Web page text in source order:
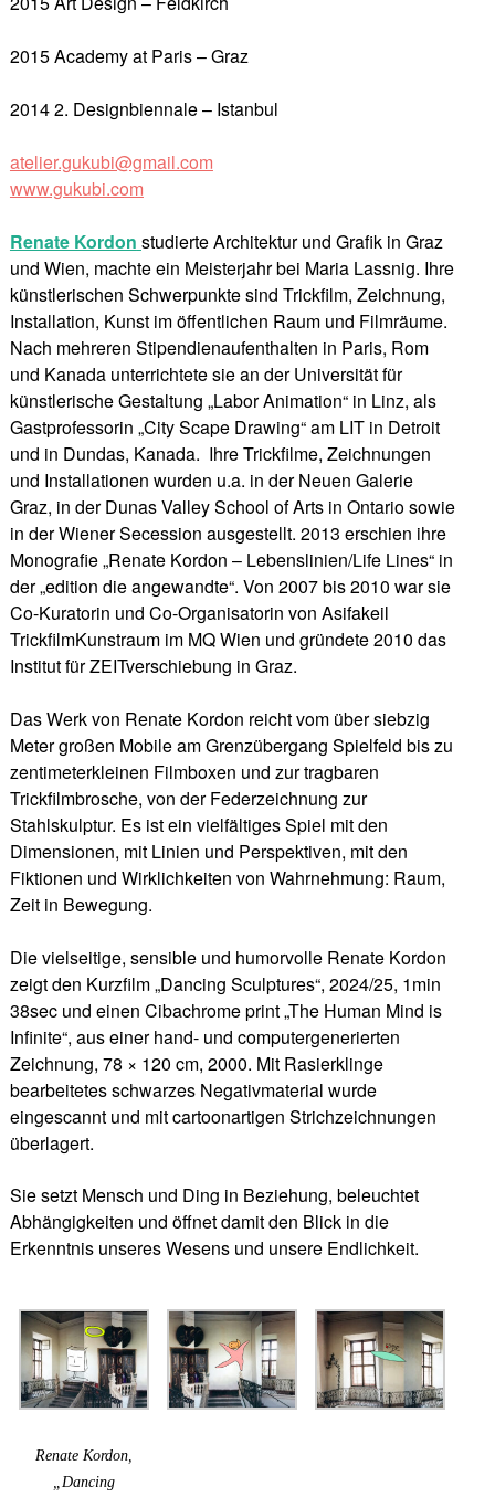
2015 Academy at Paris – Graz
2014 2. Designbiennale – Istanbul
atelier.gukubi@gmail.com
www.gukubi.com
Renate Kordon studierte Architektur und Grafik in Graz
und Wien, machte ein Meisterjahr bei Maria Lassnig. Ihre
künstlerischen Schwerpunkte sind Trickfilm, Zeichnung,
Installation, Kunst im öffentlichen Raum und Filmräume.
Nach mehreren Stipendienaufenthalten in Paris, Rom
und Kanada unterrichtete sie an der Universität für
künstlerische Gestaltung „Labor Animation“ in Linz, als
Gastprofessorin „City Scape Drawing“ am LIT in Detroit
und in Dundas, Kanada. Ihre Trickfilme, Zeichnungen
und Installationen wurden u.a. in der Neuen Galerie
Graz, in der Dunas Valley School of Arts in Ontario sowie
in der Wiener Secession ausgestellt. 2013 erschien ihre
Monografie „Renate Kordon – Lebenslinien/Life Lines“ in
der „edition die angewandte“. Von 2007 bis 2010 war sie
Co-Kuratorin und Co-Organisatorin von Asifakeil
TrickfilmKunstraum im MQ Wien und gründete 2010 das
Institut für ZEITverschiebung in Graz.
Das Werk von Renate Kordon reicht vom über siebzig
Meter großen Mobile am Grenzübergang Spielfeld bis zu
zentimeterkleinen Filmboxen und zur tragbaren
Trickfilmbrosche, von der Federzeichnung zur
Stahlskulptur. Es ist ein vielfältiges Spiel mit den
Dimensionen, mit Linien und Perspektiven, mit den
Fiktionen und Wirklichkeiten von Wahrnehmung: Raum,
Zeit in Bewegung.
Die vielseitige, sensible und humorvolle Renate Kordon
zeigt den Kurzfilm „Dancing Sculptures“, 2024/25, 1min
38sec und einen Cibachrome print „The Human Mind is
Infinite“, aus einer hand- und computergenerierten
Zeichnung, 78 × 120 cm, 2000. Mit Rasierklinge
bearbeitetes schwarzes Negativmaterial wurde
eingescannt und mit cartoonartigen Strichzeichnungen
überlagert.
Sie setzt Mensch und Ding in Beziehung, beleuchtet
Abhängigkeiten und öffnet damit den Blick in die
Erkenntnis unseres Wesens und unsere Endlichkeit.
Renate Kordon,
„Dancing